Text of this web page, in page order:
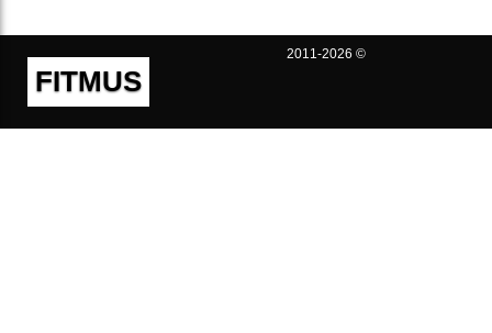
FITMUS
2011-2026 ©